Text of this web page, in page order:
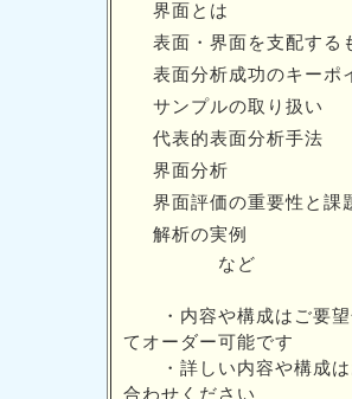
界面とは
表面・界面を支配する
表面分析成功のキーポ
サンプルの取り扱い
代表的表面分析手法
界面分析
界面評価の重要性と課
解析の実例
など
・内容や構成はご要望
てオーダー可能です
・詳しい内容や構成は
合わせください